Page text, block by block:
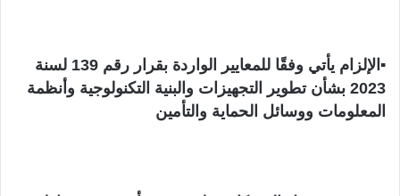
▪︎الإلزام يأتي وفقًا للمعايير الواردة بقرار رقم 139 لسنة
2023 بشأن تطوير التجهيزات والبنية التكنولوجية وأنظمة
المعلومات ووسائل الحماية والتأمين